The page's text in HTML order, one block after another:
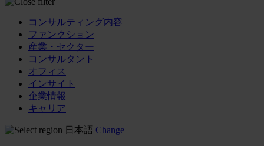
コンサルティング内容
ファンクション
産業・セクター
コンサルタント
オフィス
インサイト
企業情報
キャリア
日本語 Change